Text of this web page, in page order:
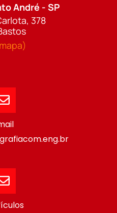
André - SP
378